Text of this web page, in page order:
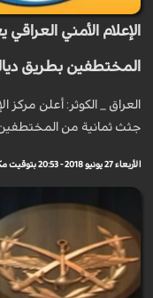
الإعلام الأمني
المختطفين بطريق
العراق _ الكوثر: أعلن مركز
جثث ثمانية من
الأربعاء 27 يونيو 2018 - 20:53 بتوقيت مكة